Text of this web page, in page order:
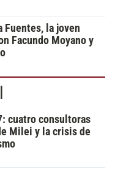
Fuentes, la joven
Facundo Moyano y
cuatro consultoras
Milei y la crisis de